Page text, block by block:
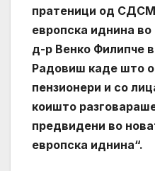
пратеници од СДСМ
европска иднина
д-р Венко Филипче
Радовиш каде што
пензионери и со
коишто
предвидени во
европска иднина“.